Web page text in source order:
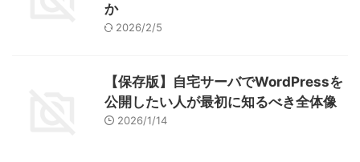
か
2026/2/5
【保存版】自宅サーバでWordPressを
公開したい人が最初に知るべき全体像
2026/1/14